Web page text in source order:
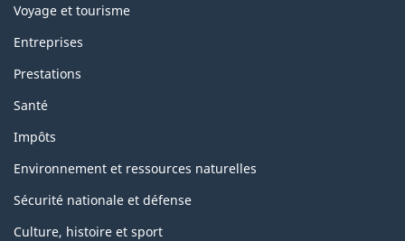
Voyage et tourisme
Entreprises
Prestations
Santé
Impôts
Environnement et ressources naturelles
Sécurité nationale et défense
Culture, histoire et sport